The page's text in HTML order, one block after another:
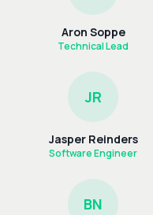
Aron Soppe
Technical Lead
JR
Jasper Reinders
Software Engineer
BN